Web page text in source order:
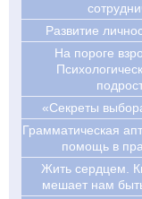
Развитие
На пороге
«Секреты
Грамматическая
помощь в
Жить сердцем.
мешает нам